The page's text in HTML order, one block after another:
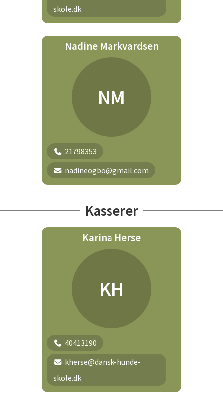
skole.dk
Nadine Markvardsen
NM
21798353
nadineogbo@gmail.com
Kasserer
Karina Herse
KH
40413190
kherse@dansk-hunde-
skole.dk